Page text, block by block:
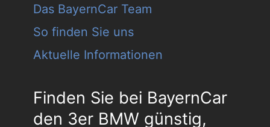
Das BayernCar Team
So finden Sie uns
Aktuelle Informationen
Finden Sie bei BayernCar
den 3er BMW günstig,